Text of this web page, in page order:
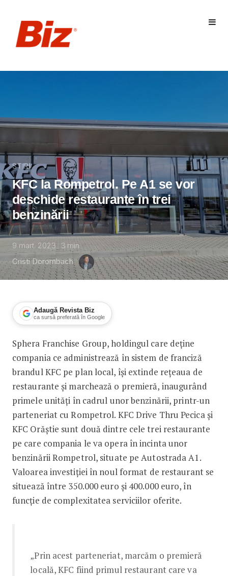
STIRI
KFC la Rompetrol. Pe A1 se vor
deschide restaurante în trei
benzinării
9 mart. 2023 3 min
Cristi Dorombach
Adaugă Revista Biz
ca sursă preferată în Google
KFC la Rompetrol. Pe A1 se vor
Sphera Franchise Group, holdingul care deține
compania ce administrează în sistem de franciză
brandul KFC pe plan local, își extinde rețeaua de
restaurante și marchează o premieră, inaugurând
primele unități în cadrul unor benzinării, printr-un
parteneriat cu Rompetrol. KFC Drive Thru Pecica și
KFC Orăștie sunt două dintre cele trei restaurante
pe care compania le va opera în incinta unor
benzinării Rompetrol, situate pe Autostrada A1.
Valoarea investiției în noul format de restaurant se
situează între 350.000 euro și 400.000 euro, în
funcție de complexitatea serviciilor oferite.
„Prin acest parteneriat, marcăm o premieră
locală, KFC fiind primul restaurant care va